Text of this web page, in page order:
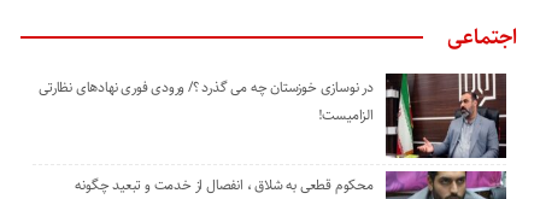
اجتماعی
در نوسازی خوزستان چه می گذرد ؟/ ورودی فوری نهادهای نظارتی
الزامیست!
محکوم قطعی به شلاق ، انفصال از خدمت و تبعید چگونه